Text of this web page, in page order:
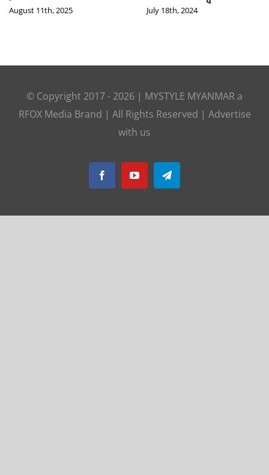
August 11th, 2025 July 18th, 2024
© Copyright 2017 - 2026 | MYSTYLE MYANMAR a
RFOX Media Brand | All Rights Reserved | Advertise
with us
FacebookYouTubeTelegram